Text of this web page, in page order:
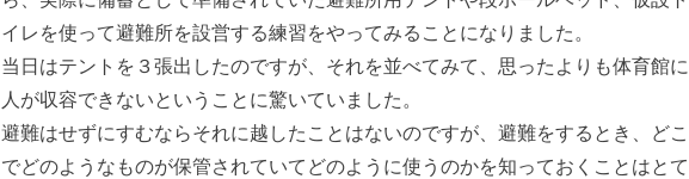
イレを使って避難所を設営する練習をやってみることになりました。
当日はテントを３張出したのですが、それを並べてみて、思ったよりも体育館に
人が収容できないということに驚いていました。
避難はせずにすむならそれに越したことはないのですが、避難をするとき、どこ
でどのようなものが保管されていてどのように使うのかを知っておくことはとて